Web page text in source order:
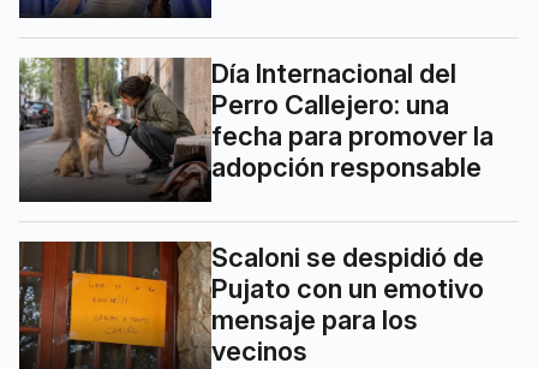
Día Internacional del
Perro Callejero: una
fecha para promover la
adopción responsable
Scaloni se despidió de
Pujato con un emotivo
mensaje para los
vecinos